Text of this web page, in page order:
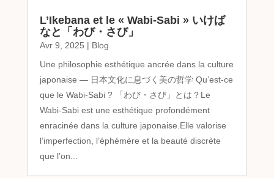
L’Ikebana et le « Wabi-Sabi » いけば
なと「わび・さび」
Avr 9, 2025 | Blog
Une philosophie esthétique ancrée dans la culture
japonaise ― 日本文化に息づく美の哲学 Qu’est-ce
que le Wabi-Sabi ? 「わび・さび」とは？Le
Wabi-Sabi est une esthétique profondément
enracinée dans la culture japonaise.Elle valorise
l’imperfection, l’éphémère et la beauté discrète
que l’on...